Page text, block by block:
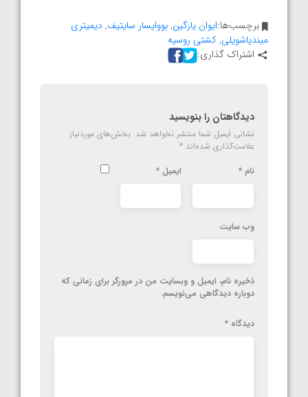
برچسب‌ها:ایوان یارگین,بووایسار سایتیف, دیمیتری
میندیاشویلی,کشتی روسیه
اشتراک گذاری:
دیدگاهتان را بنویسید
نشانی ایمیل شما منتشر نخواهد شد. بخش‌های موردنیاز
علامت‌گذاری شده‌اند *
نام * ایمیل *
وب‌ سایت
ذخیره نام، ایمیل و وبسایت من در مرورگر برای زمانی که
دوباره دیدگاهی می‌نویسم.
دیدگاه *